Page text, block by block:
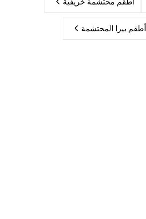
أطقم بيزا المحتشمة